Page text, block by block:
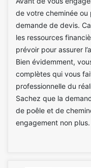
de votre cheminée ou
demande de devis.
les ressources
prévoir pour assurer
Bien évidemment,
complètes qui vous
professionnelle du
Sachez que la
de poêle et de
engagement non plus.